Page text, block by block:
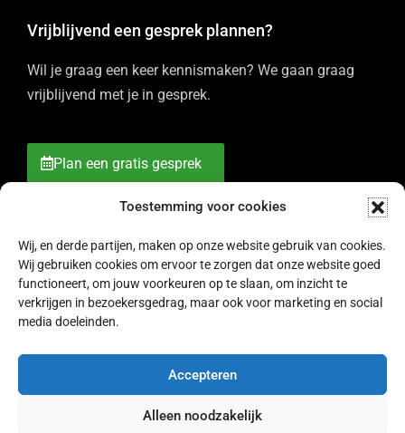
Toestemming voor cookies
Wij, en derde partijen, maken op onze website gebruik van cookies.
Wij gebruiken cookies om ervoor te zorgen dat onze website goed
functioneert, om jouw voorkeuren op te slaan, om inzicht te
verkrijgen in bezoekersgedrag, maar ook voor marketing en social
media doeleinden.
Accepteren
Alleen noodzakelijk
Vrijblijvend een gesprek plannen?
Wil je graag een keer kennismaken? We gaan graag
vrijblijvend met je in gesprek.
Plan een gratis gesprek